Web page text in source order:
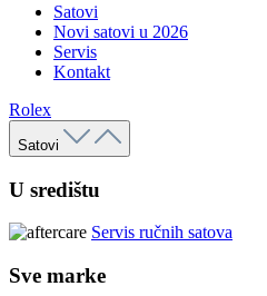
Satovi
Novi satovi u 2026
Servis
Kontakt
Rolex
Satovi
U središtu
Servis ručnih satova
Sve marke